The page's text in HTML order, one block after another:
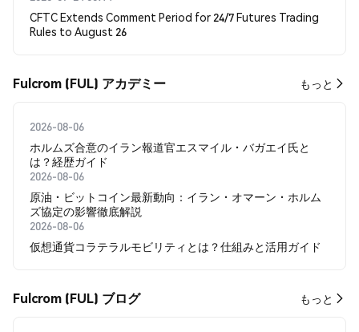
CFTC Extends Comment Period for 24/7 Futures Trading
Rules to August 26
Fulcrom (FUL) アカデミー もっと
2026-08-06
ホルムズ合意のイラン報道官エスマイル・バガエイ氏と
は？経歴ガイド
2026-08-06
原油・ビットコイン最新動向：イラン・オマーン・ホルム
ズ協定の影響徹底解説
2026-08-06
仮想通貨コラテラルモビリティとは？仕組みと活用ガイド
Fulcrom (FUL) ブログ もっと